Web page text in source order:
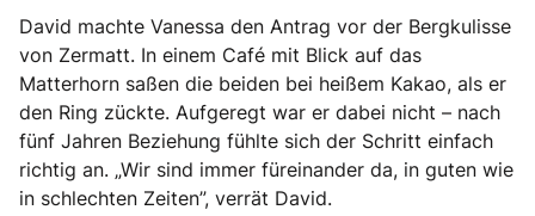
David machte Vanessa den Antrag vor der Bergkulisse
von Zermatt. In einem Café mit Blick auf das
Matterhorn saßen die beiden bei heißem Kakao, als er
den Ring zückte. Aufgeregt war er dabei nicht – nach
fünf Jahren Beziehung fühlte sich der Schritt einfach
richtig an. „Wir sind immer füreinander da, in guten wie
in schlechten Zeiten”, verrät David.